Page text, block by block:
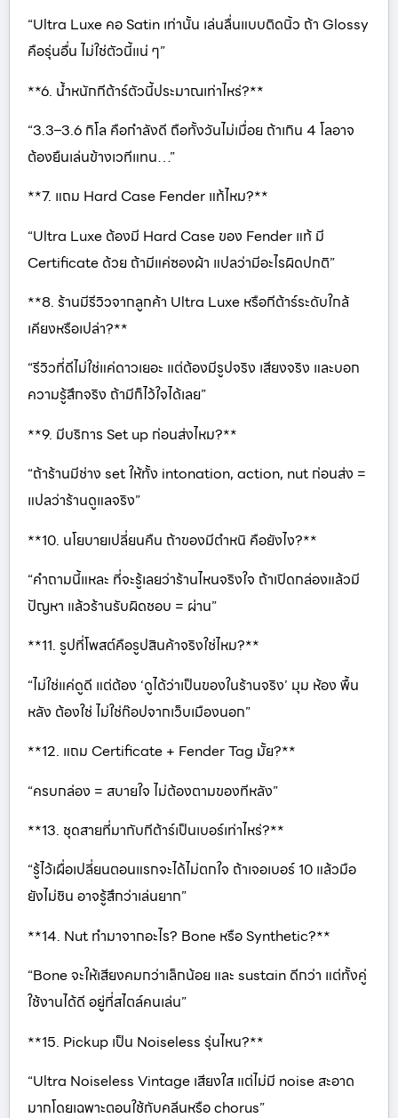
“Ultra Luxe คอ Satin เท่านั้น เล่นลื่นแบบติดนิ้ว ถ้า Glossy
คือรุ่นอื่น ไม่ใช่ตัวนี้แน่ ๆ”
**6. น้ำหนักกีต้าร์ตัวนี้ประมาณเท่าไหร่?**
“3.3–3.6 กิโล คือกำลังดี ถือทั้งวันไม่เมื่อย ถ้าเกิน 4 โลอาจ
ต้องยืนเล่นข้างเวทีแทน…”
**7. แถม Hard Case Fender แท้ไหม?**
“Ultra Luxe ต้องมี Hard Case ของ Fender แท้ มี
Certificate ด้วย ถ้ามีแค่ซองผ้า แปลว่ามีอะไรผิดปกติ”
**8. ร้านมีรีวิวจากลูกค้า Ultra Luxe หรือกีต้าร์ระดับใกล้
เคียงหรือเปล่า?**
“รีวิวที่ดีไม่ใช่แค่ดาวเยอะ แต่ต้องมีรูปจริง เสียงจริง และบอก
ความรู้สึกจริง ถ้ามีก็ไว้ใจได้เลย”
**9. มีบริการ Set up ก่อนส่งไหม?**
“ถ้าร้านมีช่าง set ให้ทั้ง intonation, action, nut ก่อนส่ง =
แปลว่าร้านดูแลจริง”
**10. นโยบายเปลี่ยนคืน ถ้าของมีตำหนิ คือยังไง?**
“คำถามนี้แหละ ที่จะรู้เลยว่าร้านไหนจริงใจ ถ้าเปิดกล่องแล้วมี
ปัญหา แล้วร้านรับผิดชอบ = ผ่าน”
**11. รูปที่โพสต์คือรูปสินค้าจริงใช่ไหม?**
“ไม่ใช่แค่ดูดี แต่ต้อง ‘ดูได้ว่าเป็นของในร้านจริง’ มุม ห้อง พื้น
หลัง ต้องใช่ ไม่ใช่ก๊อปจากเว็บเมืองนอก”
**12. แถม Certificate + Fender Tag มั้ย?**
“ครบกล่อง = สบายใจ ไม่ต้องตามของทีหลัง”
**13. ชุดสายที่มากับกีต้าร์เป็นเบอร์เท่าไหร่?**
“รู้ไว้เผื่อเปลี่ยนตอนแรกจะได้ไม่ตกใจ ถ้าเจอเบอร์ 10 แล้วมือ
ยังไม่ชิน อาจรู้สึกว่าเล่นยาก”
**14. Nut ทำมาจากอะไร? Bone หรือ Synthetic?**
“Bone จะให้เสียงคมกว่าเล็กน้อย และ sustain ดีกว่า แต่ทั้งคู่
ใช้งานได้ดี อยู่ที่สไตล์คนเล่น”
**15. Pickup เป็น Noiseless รุ่นไหน?**
“Ultra Noiseless Vintage เสียงใส แต่ไม่มี noise สะอาด
มากโดยเฉพาะตอนใช้กับคลีนหรือ chorus”